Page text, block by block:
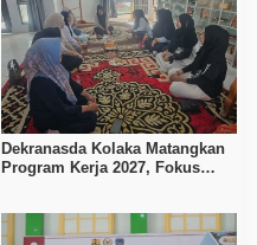
Dekranasda Kolaka Matangkan
Program Kerja 2027, Fokus